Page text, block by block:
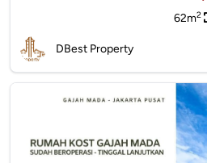
62m2
DBest Property